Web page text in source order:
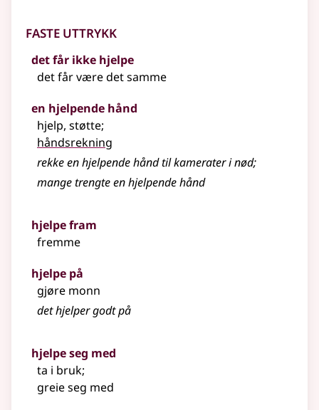
Faste uttrykk
det får ikke hjelpe
det får være det samme
en hjelpende hånd
hjelp, støtte;
håndsrekning
rekke en hjelpende hånd til kamerater i nød;
mange trengte en hjelpende hånd
hjelpe fram
fremme
hjelpe på
gjøre monn
det hjelper godt på
hjelpe seg med
ta i bruk;
greie seg med